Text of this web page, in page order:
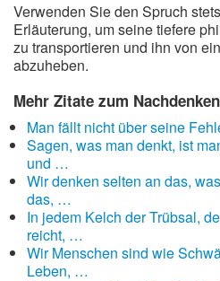
Verwenden Sie den Spruch
Erläuterung, um seine tiefere
zu transportieren und ihn von
abzuheben.
Mehr Zitate zum Nachdenken
Man fällt nicht über seine
Sagen, was man denkt, ist
und …
Wir denken selten an das,
das, …
In jedem Kelch der Trübsal,
reicht, …
Wir Menschen sind wie
Leben, …